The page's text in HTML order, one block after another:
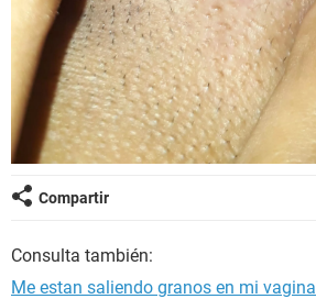
Compartir
Consulta también:
Me estan saliendo granos en mi vagina